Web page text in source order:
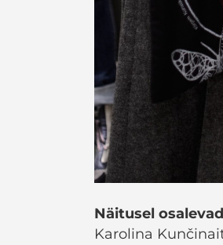
Näitusel
Karolina